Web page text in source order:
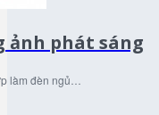
ảnh phát sáng
làm đèn ngủ…